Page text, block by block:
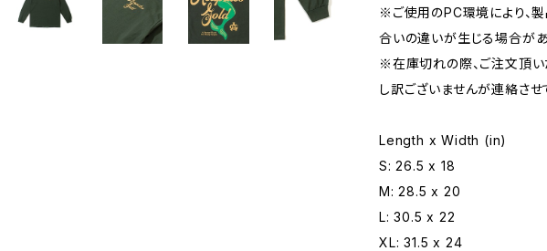
※ご使用のPC環境により、
合いの違いが生じる場合が
※在庫切れの際、ご注文頂
し訳ございませんが連絡さ
Length x Width (in)
S: 26.5 x 18
M: 28.5 x 20
L: 30.5 x 22
XL: 31.5 x 24